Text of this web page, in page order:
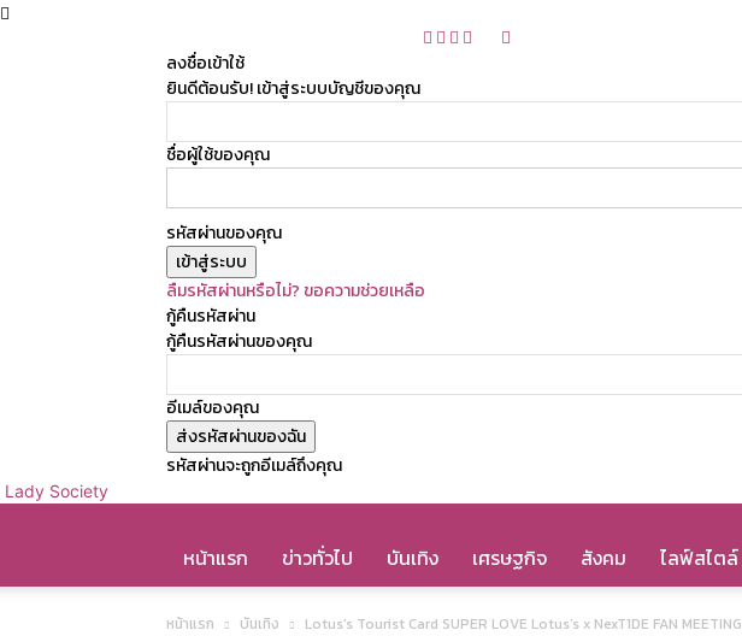
ลงชื่อเข้าใช้
ยินดีต้อนรับ! เข้าสู่ระบบบัญชีของคุณ
ชื่อผู้ใช้ของคุณ
รหัสผ่านของคุณ
ลืมรหัสผ่านหรือไม่? ขอความช่วยเหลือ
กู้คืนรหัสผ่าน
กู้คืนรหัสผ่านของคุณ
อีเมล์ของคุณ
รหัสผ่านจะถูกอีเมล์ถึงคุณ
Lady Society
หน้าแรก ข่าวทั่วไป บันเทิง เศรษฐกิจ สังคม ไลฟ์สไตล์
หน้าแรก บันเทิง Lotus’s Tourist Card SUPER LOVE Lotus’s x NexT1DE FAN MEETING